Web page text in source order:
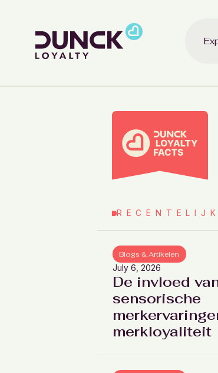
Blogs & Artikelen
July 6, 2026
De invloed
sensorische
merkloyaliteit